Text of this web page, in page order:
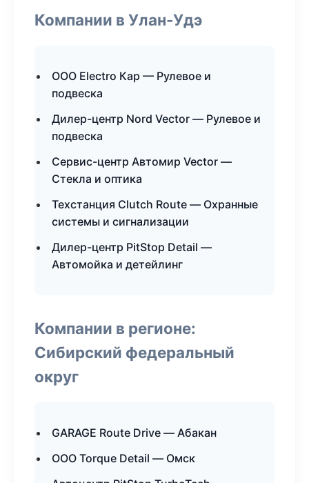
Компании в Улан-Удэ
ООО Electro Кар — Рулевое и
подвеска
Дилер-центр Nord Vector — Рулевое и
подвеска
Сервис-центр Автомир Vector —
Стекла и оптика
Техстанция Clutch Route — Охранные
системы и сигнализации
Дилер-центр PitStop Detail —
Автомойка и детейлинг
Компании в регионе:
Сибирский федеральный
округ
GARAGE Route Drive — Абакан
ООО Torque Detail — Омск